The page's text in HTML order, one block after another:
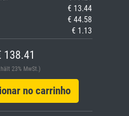
€ 13.44
€ 44.58
€ 1.13
138.41
23% MwSt.)
no carrinho